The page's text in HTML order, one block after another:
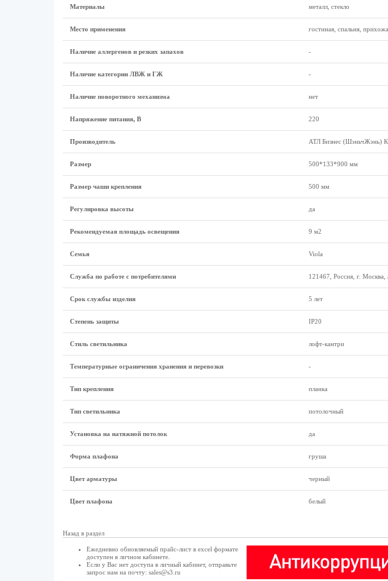
Материалы металл, стекло
Место применения гостиная, спальня,
Наличие аллергенов и резких запахов -
Наличие категории ЛВЖ и ГЖ -
Наличие поворотного механизма нет
Напряжение питания, В 220
Производитель АТЛ Бизнес (ШэньчЖэнь)
Размеp 500*133*900 мм
Размер чаши крепления 500 мм
Регулировка высоты да
Рекомендуемая площадь освещения 9 м2
Семья Viola
Служба по работе с потребителями 121467, Россия, г. Москва,
Срок службы изделия 5 лет
Степень защиты IP20
Стиль светильника лофт-кантри
Температурные ограничения хранения и перевозки -
Тип крепления планка
Тип светильника потолочный
Установка на натяжной потолок да
Форма плафона груша
Цвет арматуры черный
Цвет плафона белый
Назад в раздел
Ежедневно обновляемый прайс-лист в excel формате
доступен в личном кабинете.
Если у Вас нет доступа в личный кабинет, отправьте
запрос нам на почту: sales@s3.ru